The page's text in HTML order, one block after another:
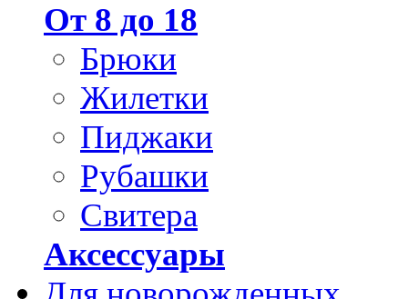
От 8 до 18
Брюки
Жилетки
Пиджаки
Рубашки
Свитера
Аксессуары